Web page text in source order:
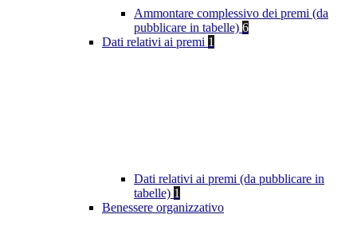
Ammontare complessivo dei premi (da
pubblicare in tabelle) 6
Dati relativi ai premi 1
Dati relativi ai premi (da pubblicare in
tabelle) 1
Benessere organizzativo